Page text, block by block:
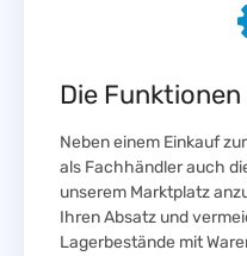
Die Funktionen
Neben einem Einkauf
als Fachhändler auch
unserem Marktplatz
Ihren Absatz und
Lagerbestände mit